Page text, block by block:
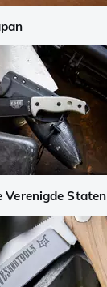
Verenigde Staten